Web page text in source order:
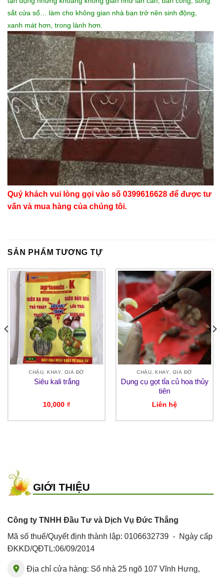
sắt cửa sổ… làm cho không gian nhà bạn trở nên sinh động,
xanh mát hơn, trong lành hơn.
Quý khách vui lòng gọi vào số 0399616628 để được tư
vấn và mua hàng của chúng tôi.
SẢN PHẨM TƯƠNG TỰ
CHẬU, KHAY, GIÁ ĐỠ
Siêu kali trắng
10,000 ₫
CHẬU, KHAY, GIÁ ĐỠ
Dụng cụ gọt tỉa củ hoa thủy
tiên
Liên hệ
GIỚI THIỆU
Công ty TNHH Đầu Tư và Dịch Vụ Đức Thắng
Mã số thuế/Quyết định thành lập: 0106632739 - Ngày cấp
ĐKKD/QĐTL:06/09/2014
Địa chỉ cửa hàng: Số nhà 25 ngõ 107 Vĩnh Hưng,